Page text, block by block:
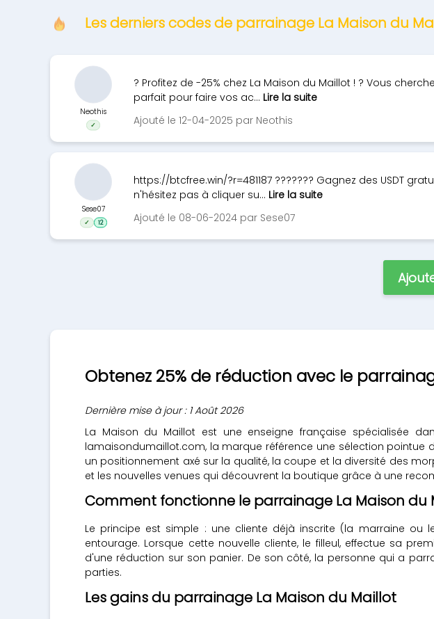
Les derniers codes de parrainage La Maison du
? Profitez de -25% chez La Maison du Maillot ! ?️ Vous
parfait pour faire vos ac... Lire la suite
Ajouté le 12-04-2025 par Neothis
Neothis
✓
https://btcfree.win/?r=481187 ??????? Gagnez des USDT
n'hésitez pas à cliquer su... Lire la suite
Ajouté le 08-06-2024 par Sese07
Sese07
✓ 12
Obtenez 25% de réduction avec le
Dernière mise à jour : 1 Août 2026
La Maison du Maillot est une enseigne française spécialisée
lamaisondumaillot.com, la marque référence une sélection
un positionnement axé sur la qualité, la coupe et la diversité des
et les nouvelles venues qui découvrent la boutique grâce à une
Comment fonctionne le parrainage La Maison du
Le principe est simple : une cliente déjà inscrite (la marraine
entourage. Lorsque cette nouvelle cliente, le filleul, effectue sa
d'une réduction sur son panier. De son côté, la personne qui a
parties.
Les gains du parrainage La Maison du Maillot